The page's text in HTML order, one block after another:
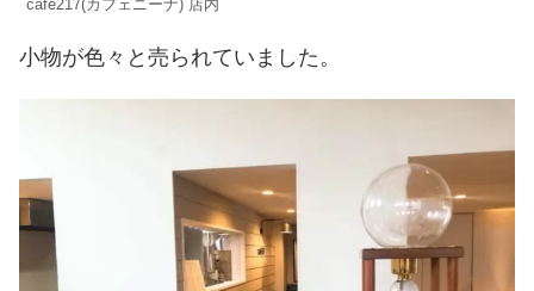
cafe217(カフェニーナ) 店内
小物が色々と売られていました。